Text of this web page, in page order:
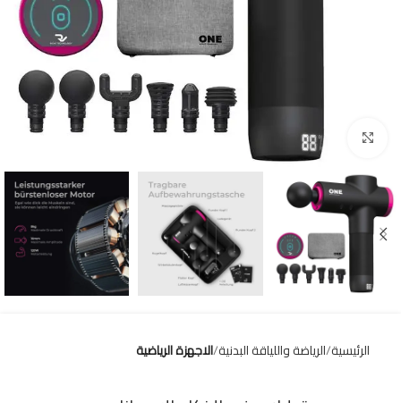
Click to enlarge
الرئيسية الرياضة واللياقة البدنية الاجهزة الرياضية